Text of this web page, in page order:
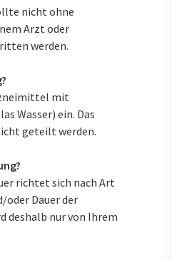
nicht ohne
Arzt oder
werden.
mit
Wasser) ein. Das
geteilt werden.
richtet sich nach Art
oder Dauer der
deshalb nur von Ihrem